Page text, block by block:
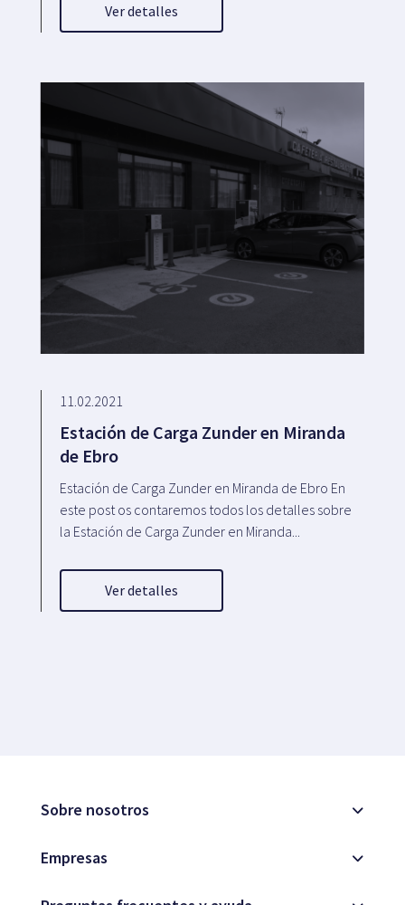
Ver detalles
11.02.2021
Estación de Carga Zunder en Miranda
de Ebro
Estación de Carga Zunder en Miranda de Ebro En
este post os contaremos todos los detalles sobre
la Estación de Carga Zunder en Miranda...
Ver detalles
Sobre nosotros
Empresas